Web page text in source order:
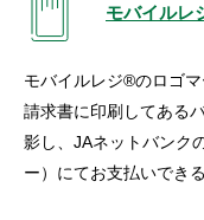
モバイルレ
モバイルレジ®のロゴ
請求書に印刷してある
影し、JAネットバンク
ー）にてお支払いでき